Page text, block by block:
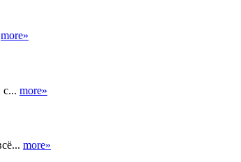
more»
more»
more»